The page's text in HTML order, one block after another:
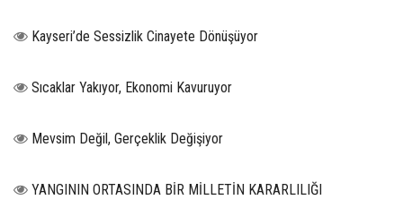
Kayseri’de Sessizlik Cinayete Dönüşüyor
Sıcaklar Yakıyor, Ekonomi Kavuruyor
Mevsim Değil, Gerçeklik Değişiyor
YANGININ ORTASINDA BİR MİLLETİN KARARLILIĞI